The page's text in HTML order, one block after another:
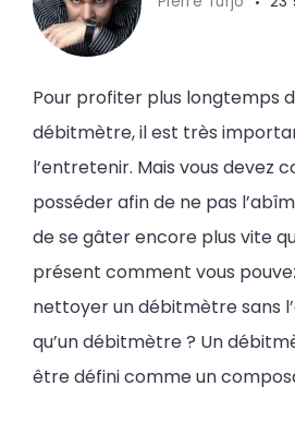
Pour profiter plus longtemps
débitmètre, il est très
l’entretenir. Mais vous devez
posséder afin de ne pas
de se gâter encore plus vite
présent comment vous
nettoyer un débitmètre sans
qu’un débitmètre ? Un
être défini comme un